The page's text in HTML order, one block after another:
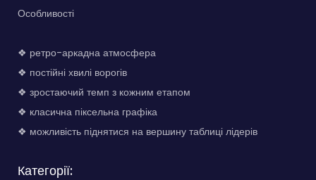
Особливості
❖ ретро-аркадна атмосфера
❖ постійні хвилі ворогів
❖ зростаючий темп з кожним етапом
❖ класична піксельна графіка
❖ можливість піднятися на вершину таблиці лідерів
Категорії: